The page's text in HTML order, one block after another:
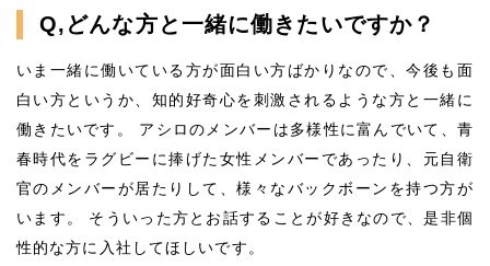
Q,どんな方と一緒に働きたいですか？
いま一緒に働いている方が面白い方ばかりなので、今後も面
白い方というか、知的好奇心を刺激されるような方と一緒に
働きたいです。 アシロのメンバーは多様性に富んでいて、青
春時代をラグビーに捧げた女性メンバーであったり、元自衛
官のメンバーが居たりして、様々なバックボーンを持つ方が
います。 そういった方とお話することが好きなので、是非個
性的な方に入社してほしいです。